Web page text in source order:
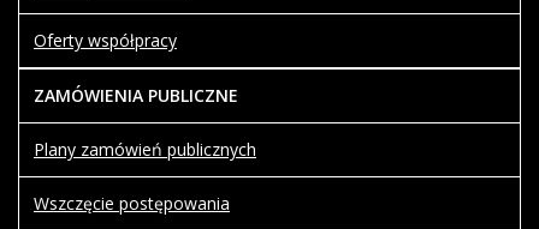
Oferty współpracy
ZAMÓWIENIA PUBLICZNE
Plany zamówień publicznych
Wszczęcie postępowania